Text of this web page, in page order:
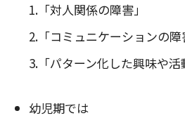
1.「対人関係の障害」
2.「コミュニケーションの障
3.「パターン化した興味や活
幼児期では